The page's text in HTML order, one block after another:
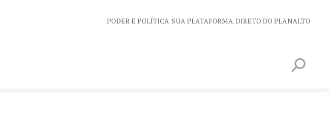
PODER E POLÍTICA. SUA PLATAFORMA. DIRETO DO PLANALTO